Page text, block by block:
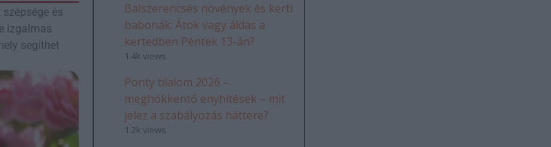
és
izgalmas
segíthet
Balszerencsés növények és kerti
babonák: Átok vagy áldás a
kertedben Péntek 13-án?
1.4k views
Ponty tilalom 2026 –
meghökkentő enyhítések – mit
jelez a szabályozás háttere?
1.2k views